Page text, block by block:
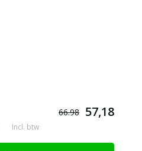
66.98 57,18
Incl. btw